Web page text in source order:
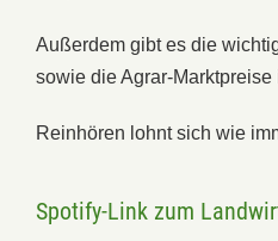
Außerdem gibt es die
sowie die Agrar-Marktpreise
Reinhören lohnt sich wie
Spotify-Link zum